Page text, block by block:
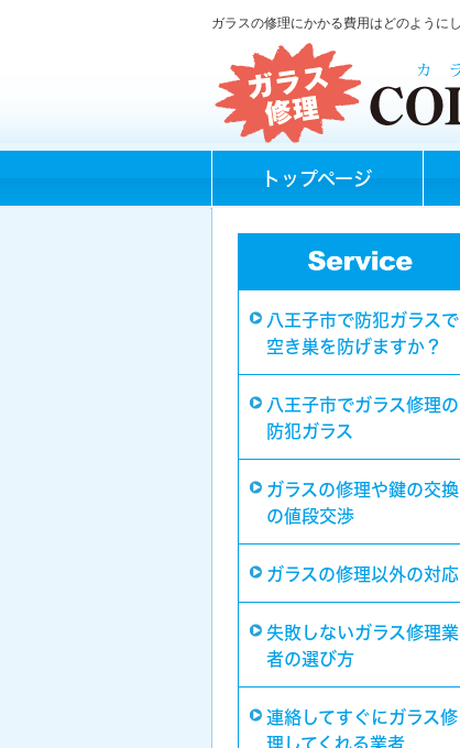
ガラスの修理にかかる費用はどのように
トップページ
八王子市で防犯ガラスで
空き巣を防げますか？
八王子市でガラス修理の
防犯ガラス
ガラスの修理や鍵の交換
の値段交渉
ガラスの修理以外の対応
失敗しないガラス修理業
者の選び方
連絡してすぐにガラス修
理してくれる業者